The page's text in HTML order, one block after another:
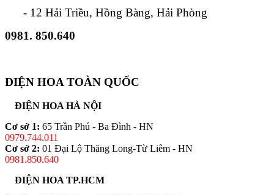
- 12 Hải Triều, Hồng Bàng, Hải Phòng
0981. 850.640
ĐIỆN HOA TOÀN QUỐC
ĐIỆN HOA HÀ NỘI
Cơ sở 1: 65 Trần Phú - Ba Đình - HN
0979.744.011
Cơ sở 2: 01 Đại Lộ Thăng Long-Từ Liêm - HN
0981.850.640
ĐIỆN HOA TP.HCM